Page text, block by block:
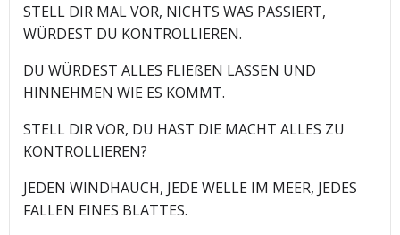
STELL DIR MAL VOR, NICHTS WAS PASSIERT,
WÜRDEST DU KONTROLLIEREN.
DU WÜRDEST ALLES FLIEßEN LASSEN UND
HINNEHMEN WIE ES KOMMT.
STELL DIR VOR, DU HAST DIE MACHT ALLES ZU
KONTROLLIEREN?
JEDEN WINDHAUCH, JEDE WELLE IM MEER, JEDES
FALLEN EINES BLATTES.